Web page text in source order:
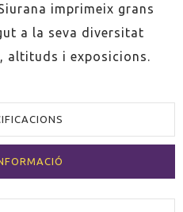
imprimeix grans
a la seva diversitat
altituds i exposicions.